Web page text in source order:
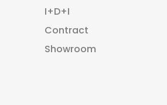
I+D+I
Contract
Showroom